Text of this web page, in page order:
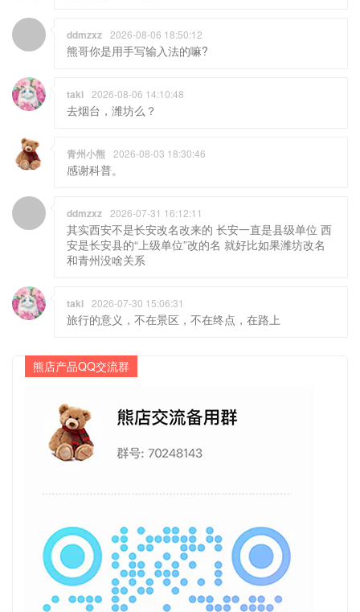
ddmzxz 2026-08-06 18:50:12
熊哥你是用手写输入法的嘛?
taki 2026-08-06 14:10:48
去烟台，潍坊么？
青州小熊 2026-08-03 18:30:46
感谢科普。
ddmzxz 2026-07-31 16:12:11
其实西安不是长安改名改来的 长安一直是县级单位 西
安是长安县的“上级单位”改的名 就好比如果潍坊改名
和青州没啥关系
taki 2026-07-30 15:06:31
旅行的意义，不在景区，不在终点，在路上
熊店产品QQ交流群